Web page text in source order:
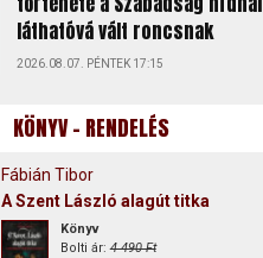
láthatóvá vált roncsnak
2026.08.07. PÉNTEK 17:15
KÖNYV - RENDELÉS
Fábián Tibor
A Szent László alagút titka
Könyv
Bolti ár:4 490 Ft